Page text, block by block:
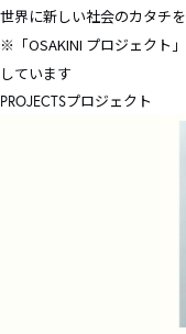
世界に新しい社会のカタチを
※「OSAKINI プロジェクト
しています
PROJECTSプロジェクト